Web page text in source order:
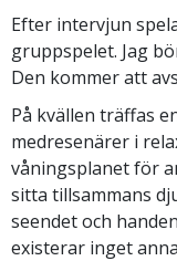
Efter intervjun
gruppspelet. Jag
Den kommer att
På kvällen träffas
medresenärer i
våningsplanet för
sitta tillsammans
seendet och
existerar inget